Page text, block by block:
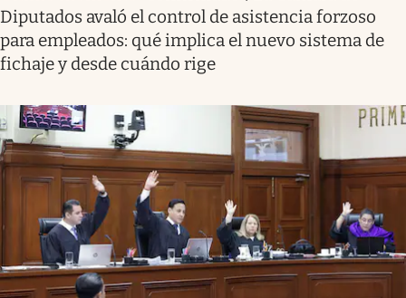
Diputados avaló el control de asistencia forzoso
para empleados: qué implica el nuevo sistema de
fichaje y desde cuándo rige